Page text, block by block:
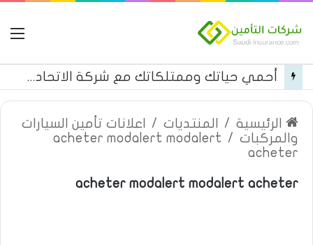
قائمة بأسماء مستشفيات تأمين تكافل الراجحي فئة c في المنطقة الغربية
الرئيسية / المنتديات /
اعلانات تأمين السيارات
والمركبات /
acheter modalert modalert
acheter
acheter modalert modalert acheter